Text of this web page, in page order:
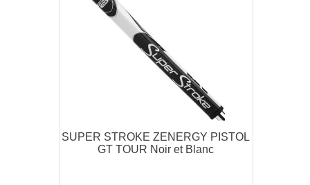
SUPER STROKE ZENERGY PISTOL
GT TOUR Noir et Blanc